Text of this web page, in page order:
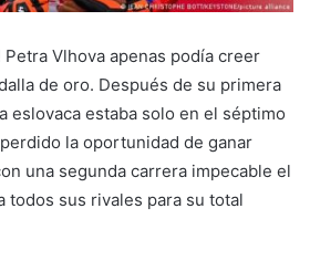
Vlhova apenas podía creer
de oro. Después de su primera
eslovaca estaba solo en el séptimo
la oportunidad de ganar
una segunda carrera impecable el
todos sus rivales para su total